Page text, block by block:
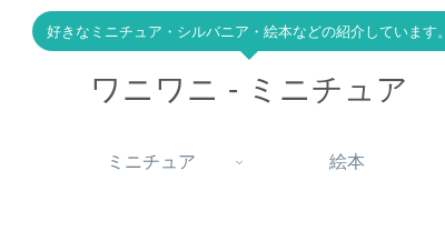
好きなミニチュア・シルバニア・絵本などの紹介しています。
ワニワニ - ミニチュア
ミニチュア 絵本